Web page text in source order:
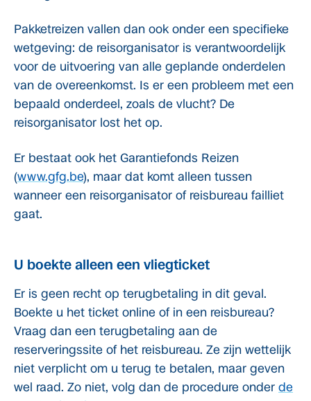
Pakketreizen vallen dan ook onder een specifieke
wetgeving: de reisorganisator is verantwoordelijk
voor de uitvoering van alle geplande onderdelen
van de overeenkomst. Is er een probleem met een
bepaald onderdeel, zoals de vlucht? De
reisorganisator lost het op.
Er bestaat ook het Garantiefonds Reizen
(www.gfg.be), maar dat komt alleen tussen
wanneer een reisorganisator of reisbureau failliet
gaat.
U boekte alleen een vliegticket
Er is geen recht op terugbetaling in dit geval.
Boekte u het ticket online of in een reisbureau?
Vraag dan een terugbetaling aan de
reserveringssite of het reisbureau. Ze zijn wettelijk
niet verplicht om u terug te betalen, maar geven
wel raad. Zo niet, volg dan de procedure onder de